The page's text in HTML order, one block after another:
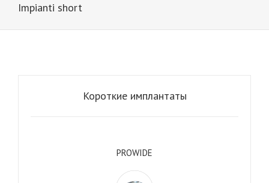
Impianti short
Короткие имплантаты
PROWIDE